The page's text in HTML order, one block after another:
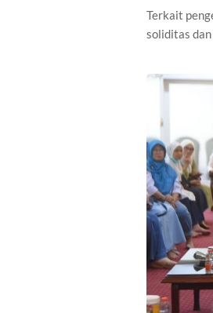
Terkait
soliditas